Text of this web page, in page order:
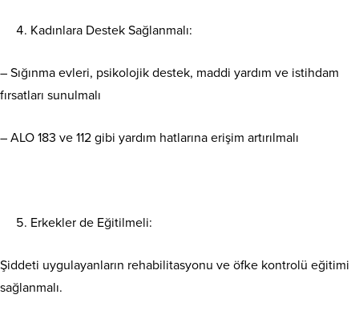
Kadınlara Destek Sağlanmalı:
– Sığınma evleri, psikolojik destek, maddi yardım ve istihdam
fırsatları sunulmalı
– ALO 183 ve 112 gibi yardım hatlarına erişim artırılmalı
Erkekler de Eğitilmeli:
Şiddeti uygulayanların rehabilitasyonu ve öfke kontrolü eğitimi
sağlanmalı.